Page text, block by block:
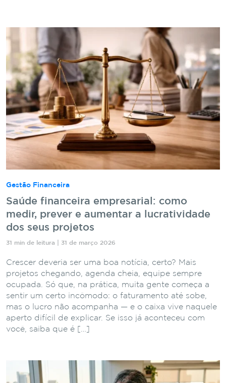
Gestão Financeira
Saúde financeira empresarial: como
medir, prever e aumentar a lucratividade
dos seus projetos
31 min de leitura | 31 de março 2026
Crescer deveria ser uma boa notícia, certo? Mais
projetos chegando, agenda cheia, equipe sempre
ocupada. Só que, na prática, muita gente começa a
sentir um certo incômodo: o faturamento até sobe,
mas o lucro não acompanha — e o caixa vive naquele
aperto difícil de explicar. Se isso já aconteceu com
você, saiba que é […]